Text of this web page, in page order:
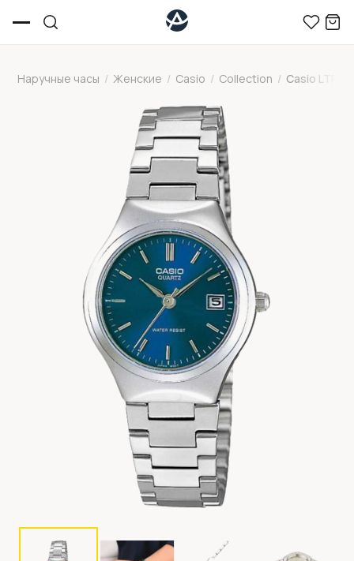
Наручные часы / Женские / Casio / Collection / Casio LTP-